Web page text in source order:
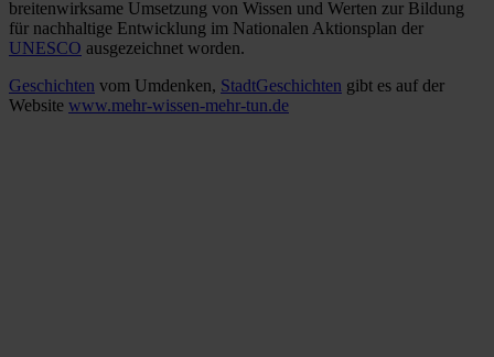
breitenwirksame Umsetzung von Wissen und Werten zur Bildung
für nachhaltige Entwicklung im Nationalen Aktionsplan der
UNESCO ausgezeichnet worden.
Geschichten vom Umdenken, StadtGeschichten gibt es auf der
Website www.mehr-wissen-mehr-tun.de